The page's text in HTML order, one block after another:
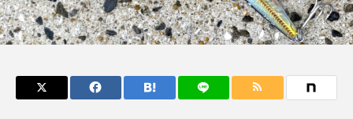
2026.08.05 2026.08.09